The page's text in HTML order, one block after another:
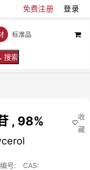
免费注册 登录
标准品
搜索
, 98%
号:
CAS:
收
藏